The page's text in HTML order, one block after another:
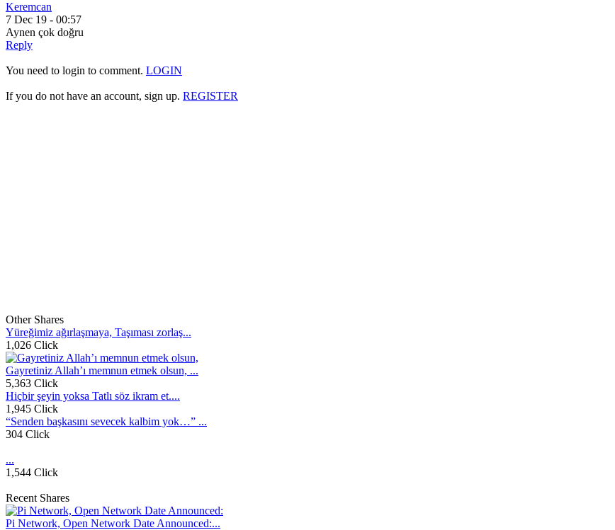
Keremcan
7 Dec 19 - 00:57
Aynen çok doğru
Reply
You need to login to comment. LOGIN
If you do not have an account, sign up. REGISTER
Other Shares
Yüreğimiz ağırlaşmaya, Taşıması zorlaş...
1,026 Click
Gayretiniz Allah’ı memnun etmek olsun, ...
5,363 Click
Hiçbir şeyin yoksa Tatlı söz ikram et....
1,945 Click
“Senden başkasını sevecek kalbim yok…” ...
304 Click
...
1,544 Click
Recent Shares
Pi Network, Open Network Date Announced:...